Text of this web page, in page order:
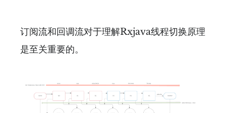
订阅流和回调流对于理解Rxjava线程切换原理
是至关重要的。